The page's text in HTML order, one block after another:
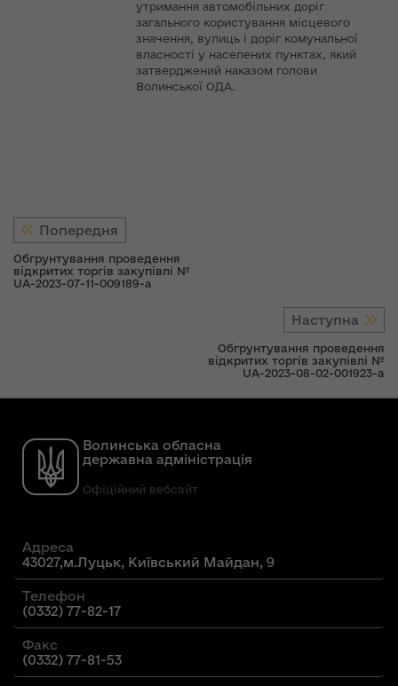
утримання автомобільних доріг
загального користування місцевого
значення, вулиць і доріг комунальної
власності у населених пунктах, який
затверджений наказом голови
Волинської ОДА.
Попередня
Обгрунтування проведення
відкритих торгів закупівлі №
UA-2023-07-11-009189-a
Наступна
Обгрунтування проведення
відкритих торгів закупівлі №
UA-2023-08-02-001923-a
Волинська обласна
державна адміністрація
Офіційний вебсайт
Адреса
43027,м.Луцьк, Київський Майдан, 9
Телефон
(0332) 77-82-17
Факс
(0332) 77-81-53